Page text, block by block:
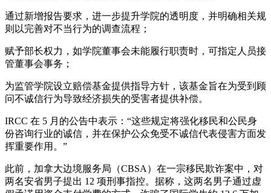
通过新增报告要求，进一步提升学院的透明度，并明确相关规
则以完善对不当行为的调查流程；
赋予部长权力，如学院董事会未能履行职责时，可指定人员接
管董事会事务；
为监管学院设立赔偿基金提供指导方针，该基金旨在为受到顾
问不诚信行为导致经济损失的受害者提供补偿。
IRCC 在 5 月的公告中表示：“这些规定将强化移民和公民身
份咨询行业的诚信，并在保护公众免受不诚信代表侵害方面发
挥重要作用。”
此前，加拿大边境服务局（CBSA）在一宗移民欺诈案中，对
两名安省男子提出 12 项刑事指控。据称，这两名男子通过虚